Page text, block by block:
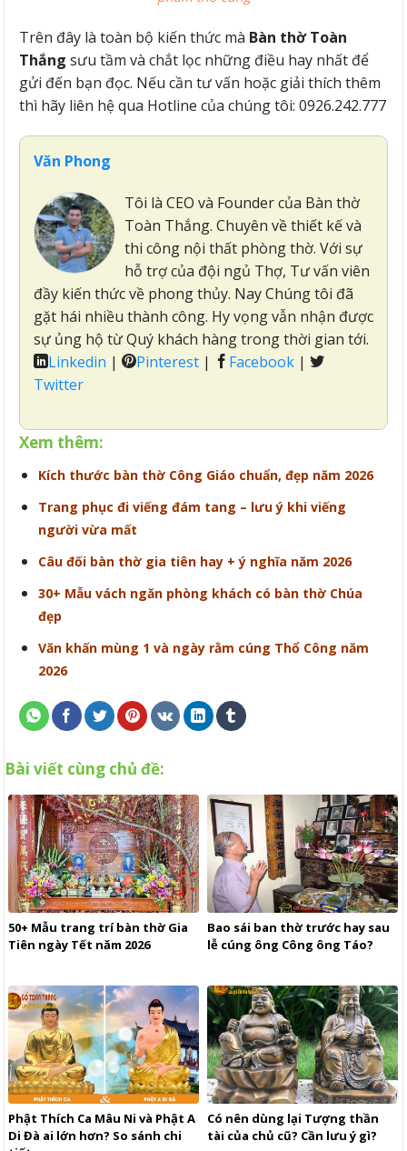
Trên đây là toàn bộ kiến thức mà Bàn thờ Toàn
Thắng sưu tầm và chắt lọc những điều hay nhất để
gửi đến bạn đọc. Nếu cần tư vấn hoặc giải thích thêm
thì hãy liên hệ qua Hotline của chúng tôi: 0926.242.777
Văn Phong
Tôi là CEO và Founder của Bàn thờ
Toàn Thắng. Chuyên về thiết kế và
thi công nội thất phòng thờ. Với sự
hỗ trợ của đội ngủ Thợ, Tư vấn viên
đầy kiến thức về phong thủy. Nay Chúng tôi đã
gặt hái nhiều thành công. Hy vọng vẫn nhận được
sự ủng hộ từ Quý khách hàng trong thời gian tới.
Linkedin | Pinterest | Facebook |
Twitter
Xem thêm:
Kích thước bàn thờ Công Giáo chuẩn, đẹp năm 2026
Trang phục đi viếng đám tang – lưu ý khi viếng
người vừa mất
Câu đối bàn thờ gia tiên hay + ý nghĩa năm 2026
30+ Mẫu vách ngăn phòng khách có bàn thờ Chúa
đẹp
Văn khấn mùng 1 và ngày rằm cúng Thổ Công năm
2026
Bài viết cùng chủ đề:
50+ Mẫu trang trí bàn thờ Gia
Tiên ngày Tết năm 2026
Bao sái ban thờ trước hay sau
lễ cúng ông Công ông Táo?
Phật Thích Ca Mâu Ni và Phật A
Di Đà ai lớn hơn? So sánh chi
Có nên dùng lại Tượng thần
tài của chủ cũ? Cần lưu ý gì?